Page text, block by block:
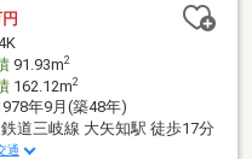
91.93m2
162.12m2
年9月(築48年)
道三岐線 大矢知駅 徒歩17分
通